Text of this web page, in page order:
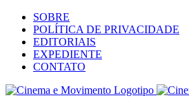
SOBRE
POLÍTICA DE PRIVACIDADE
EDITORIAIS
EXPEDIENTE
CONTATO